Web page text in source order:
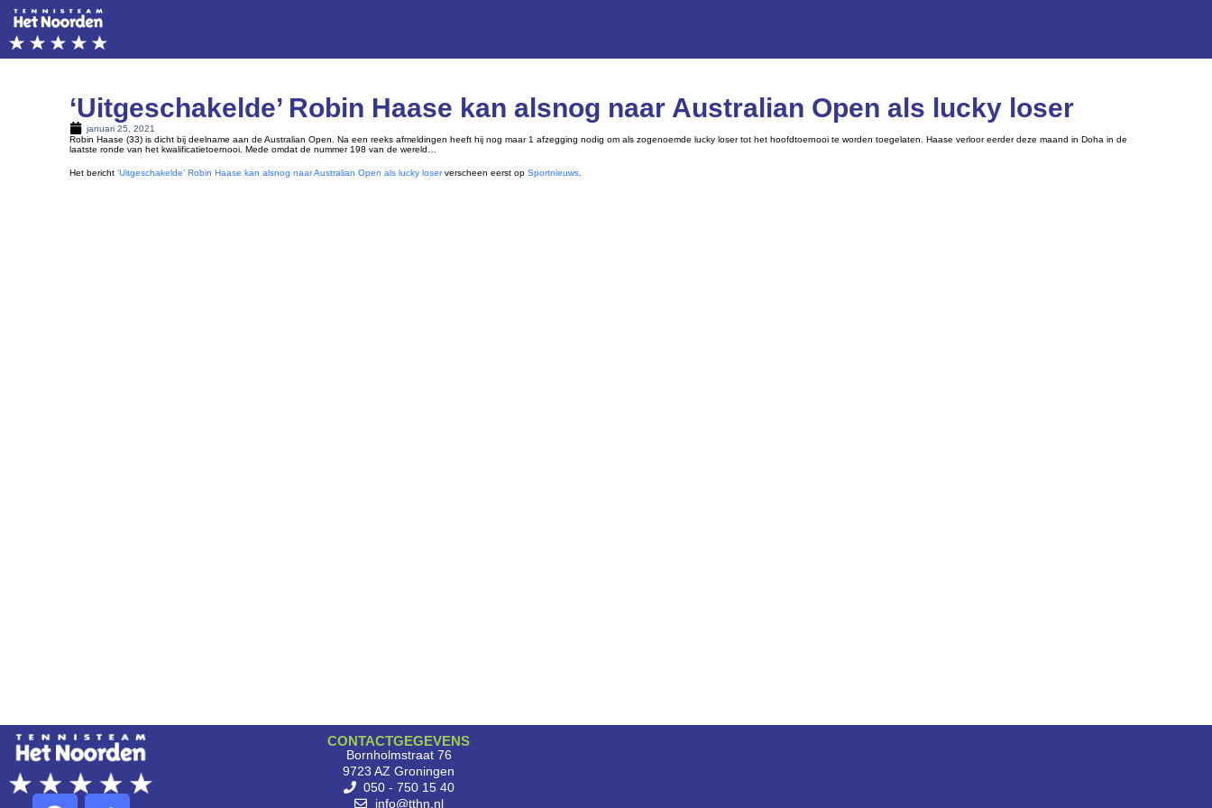
‘Uitgeschakelde’ Robin Haase kan alsnog naar Australian Open als lucky loser
januari 25, 2021
Robin Haase (33) is dicht bij deelname aan de Australian Open. Na een reeks afmeldingen heeft hij nog maar 1 afzegging nodig om als zogenoemde lucky loser tot het hoofdtoernooi te worden toegelaten. Haase verloor eerder deze maand in Doha in de
laatste ronde van het kwalificatietoernooi. Mede omdat de nummer 198 van de wereld…
Het bericht‘Uitgeschakelde’ Robin Haase kan alsnog naar Australian Open als lucky loserverscheen eerst opSportnieuws.
CONTACTGEGEVENS
Bornholmstraat 76
9723 AZ Groningen
050 - 750 15 40
info@tthn.nl